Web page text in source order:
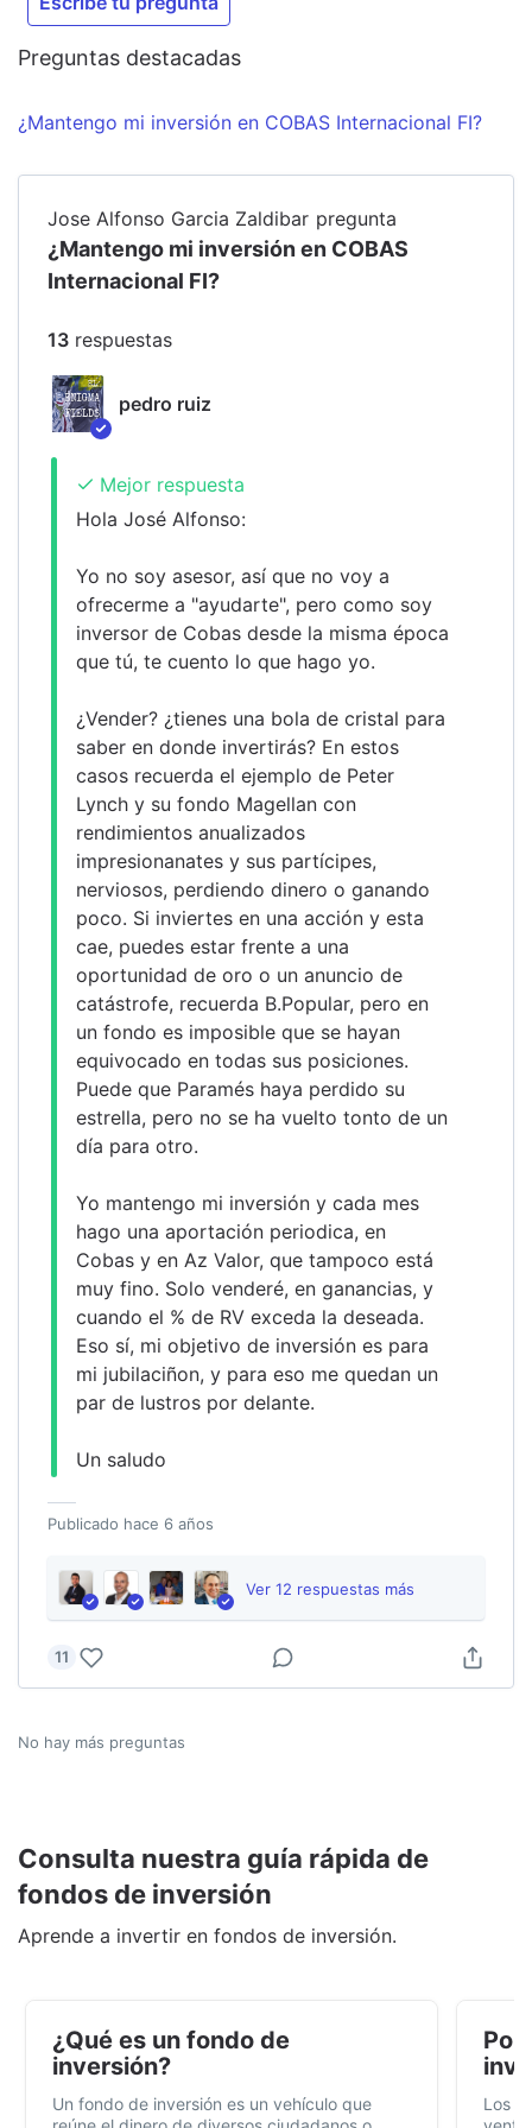
Preguntas destacadas
¿Mantengo mi inversión en COBAS Internacional FI?
Jose Alfonso Garcia Zaldibar pregunta
¿Mantengo mi inversión en COBAS
Internacional FI?
13 respuestas
pedro ruiz
Mejor respuesta
Hola José Alfonso:
Yo no soy asesor, así que no voy a
ofrecerme a "ayudarte", pero como soy
inversor de Cobas desde la misma época
que tú, te cuento lo que hago yo.
¿Vender? ¿tienes una bola de cristal para
saber en donde invertirás? En estos
casos recuerda el ejemplo de Peter
Lynch y su fondo Magellan con
rendimientos anualizados
impresionanates y sus partícipes,
nerviosos, perdiendo dinero o ganando
poco. Si inviertes en una acción y esta
cae, puedes estar frente a una
oportunidad de oro o un anuncio de
catástrofe, recuerda B.Popular, pero en
un fondo es imposible que se hayan
equivocado en todas sus posiciones.
Puede que Paramés haya perdido su
estrella, pero no se ha vuelto tonto de un
día para otro.
Yo mantengo mi inversión y cada mes
hago una aportación periodica, en
Cobas y en Az Valor, que tampoco está
muy fino. Solo venderé, en ganancias, y
cuando el % de RV exceda la deseada.
Eso sí, mi objetivo de inversión es para
mi jubilaciñon, y para eso me quedan un
par de lustros por delante.
Un saludo
Publicado hace 6 años
Ver 12 respuestas más
11
No hay más preguntas
Consulta nuestra guía rápida de
fondos de inversión
Aprende a invertir en fondos de inversión.
¿Qué es un fondo de
inversión?
Un fondo de inversión es un vehículo que
Por
Los